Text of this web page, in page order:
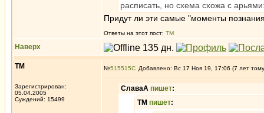
расписать, но схема схожа с
Придут ли эти самые "моменты
Ответы на этот пост: ТМ
Наверх
ТМ
Зарегистрирован:
05.04.2005
Суждений: 15499
№515515 Добавлено: Вс 17 Ноя 19, 17:06 (7 лет
СлаваА пишет:
ТМ пишет: